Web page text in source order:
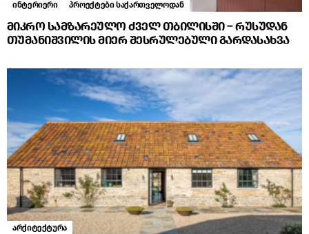
ინტერიერი პროექტები საქართველოდან
მიკრო სამზარეულო ძველ თბილისში – რუსუდან
თუმანიშვილის მიერ შესრულებული გარდასახვა
არქიტექტურა